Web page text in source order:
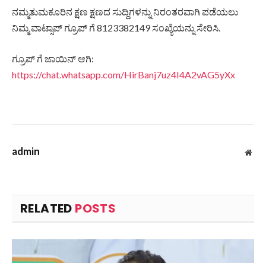
ನಮ್ಮತುಮಕೂರಿನ ಕ್ಷಣ ಕ್ಷಣದ ಸುದ್ದಿಗಳನ್ನು ನಿರಂತರವಾಗಿ ಪಡೆಯಲು
ನಿಮ್ಮ ವಾಟ್ಸಾಪ್ ಗ್ರೂಪ್ ಗೆ 8123382149 ಸಂಖ್ಯೆಯನ್ನು ಸೇರಿಸಿ.
ಗ್ರೂಪ್ ಗೆ ಜಾಯಿನ್ ಆಗಿ:
https://chat.whatsapp.com/HirBanj7uz4I4A2vAG5yXx
admin
RELATED POSTS